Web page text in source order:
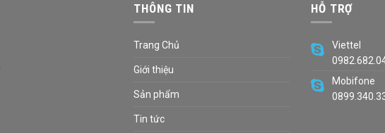
THÔNG TIN
Trang Chủ
Giới thiệu
Sản phẩm
Tin tức
HỖ TRỢ
Viettel
Mobifone